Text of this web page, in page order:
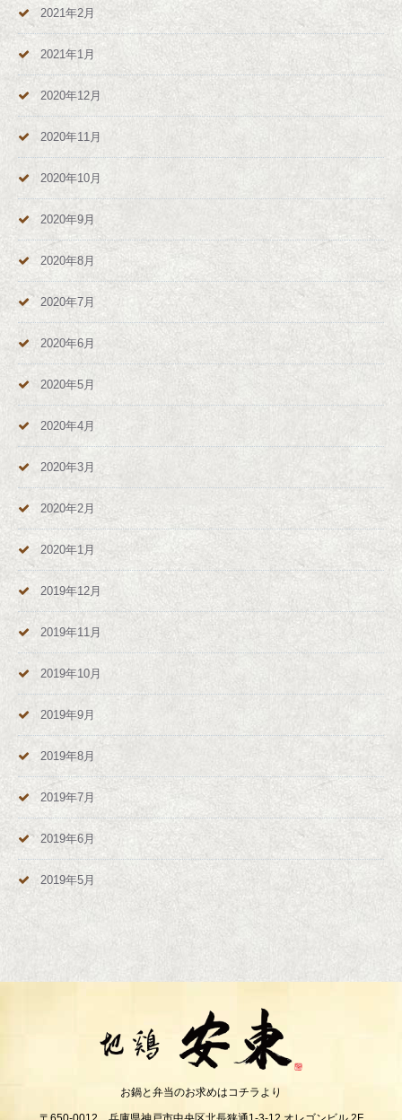
2021年2月
2021年1月
2020年12月
2020年11月
2020年10月
2020年9月
2020年8月
2020年7月
2020年6月
2020年5月
2020年4月
2020年3月
2020年2月
2020年1月
2019年12月
2019年11月
2019年10月
2019年9月
2019年8月
2019年7月
2019年6月
2019年5月
お鍋と弁当のお求めはコチラより